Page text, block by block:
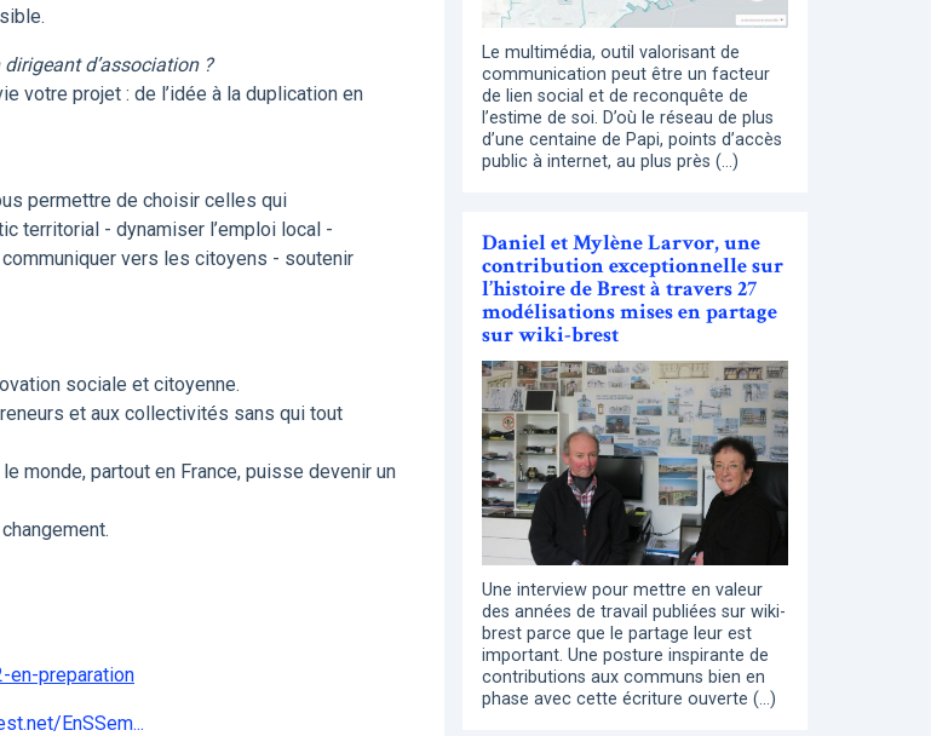
d’association ?
votre projet : de l’idée à la duplication en
permettre de choisir celles qui
territorial - dynamiser l’emploi local -
vers les citoyens - soutenir
sociale et citoyenne.
et aux collectivités sans qui tout
monde, partout en France, puisse devenir un
preparation
EnSSem...
Le multimédia, outil valorisant de
communication peut être un facteur
de lien social et de reconquête de
l’estime de soi. D’où le réseau de plus
d’une centaine de Papi, points d’accès
public à internet, au plus près (…)
Daniel et Mylène Larvor, une
contribution exceptionnelle sur
l’histoire de Brest à travers 27
modélisations mises en partage
sur wiki-brest
Une interview pour mettre en valeur
des années de travail publiées sur wiki-
brest parce que le partage leur est
important. Une posture inspirante de
contributions aux communs bien en
phase avec cette écriture ouverte (…)